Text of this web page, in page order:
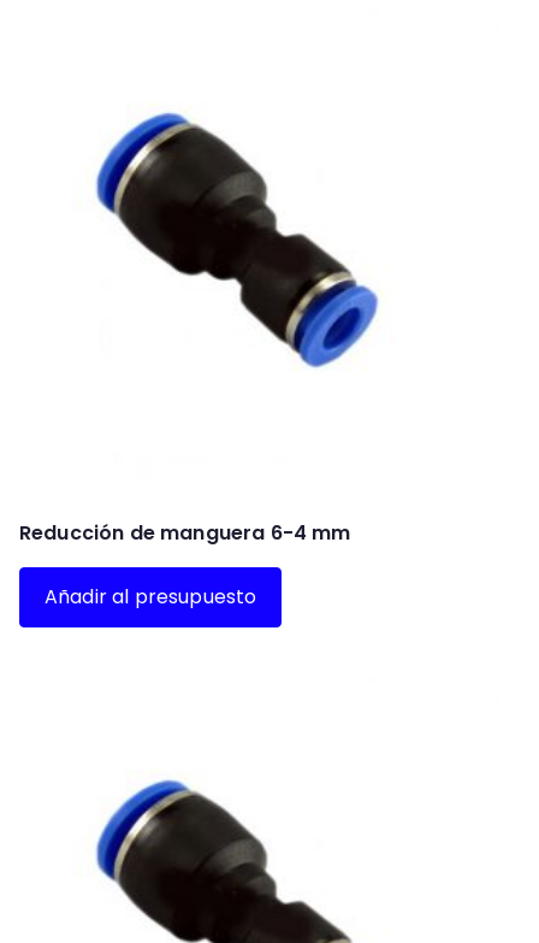
Reducción de manguera 6-4 mm
Añadir al presupuesto